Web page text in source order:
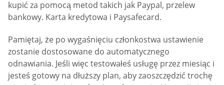
kupić za pomocą metod takich jak Paypal, przelew
bankowy. Karta kredytowa i Paysafecard.
Pamiętaj, że po wygaśnięciu członkostwa ustawienie
zostanie dostosowane do automatycznego
odnawiania. Jeśli więc testowałeś usługę przez miesiąc i
jesteś gotowy na dłuższy plan, aby zaoszczędzić trochę